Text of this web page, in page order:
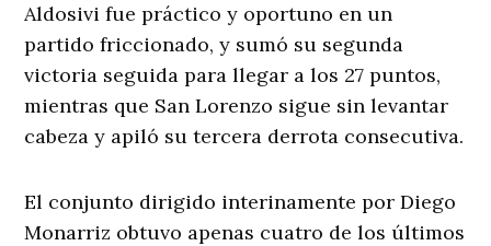
Aldosivi fue práctico y oportuno en un
partido friccionado, y sumó su segunda
victoria seguida para llegar a los 27 puntos,
mientras que San Lorenzo sigue sin levantar
cabeza y apiló su tercera derrota consecutiva.
El conjunto dirigido interinamente por Diego
Monarriz obtuvo apenas cuatro de los últimos